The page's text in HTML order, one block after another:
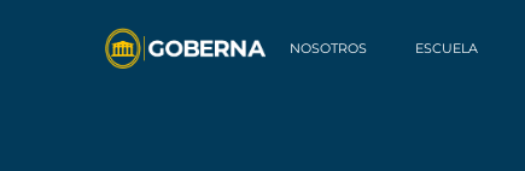
NOSOTROS ESCUELA